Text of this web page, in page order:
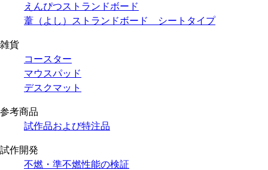
えんぴつストランドボード
葦（よし）ストランドボード シートタイプ
雑貨
コースター
マウスパッド
デスクマット
参考商品
試作品および特注品
試作開発
不燃・準不燃性能の検証